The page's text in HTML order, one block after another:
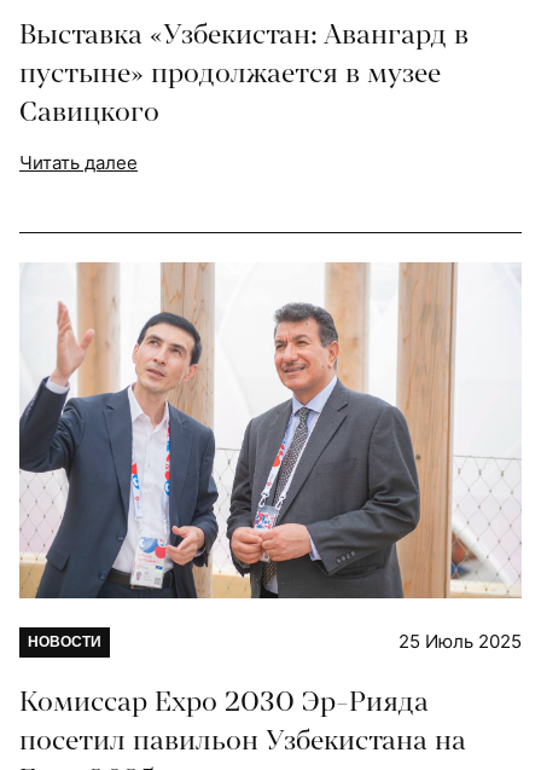
Выставка «Узбекистан: Авангард в
пустыне» продолжается в музее
Савицкого
Читать далее
НОВОСТИ 25 Июль 2025
Комиссар Expo 2030 Эр-Рияда
посетил павильон Узбекистана на